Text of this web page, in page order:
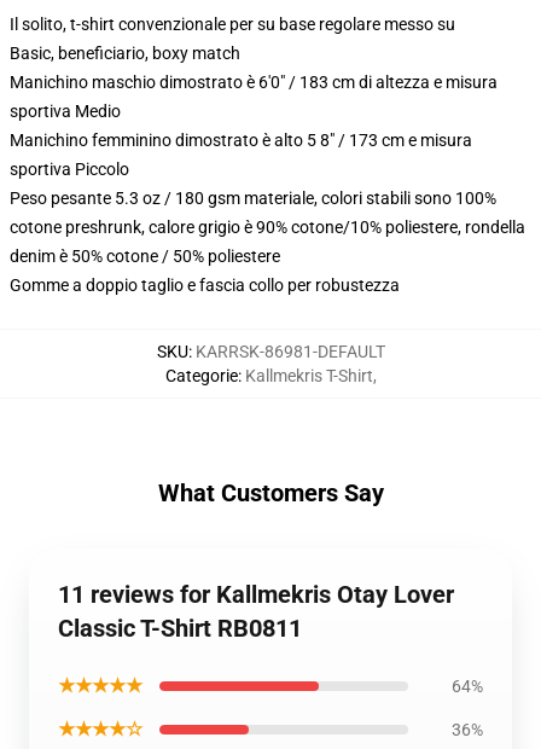
Il solito, t-shirt convenzionale per su base regolare messo su
Basic, beneficiario, boxy match
Manichino maschio dimostrato è 6'0" / 183 cm di altezza e misura
sportiva Medio
Manichino femminino dimostrato è alto 5 8" / 173 cm e misura
sportiva Piccolo
Peso pesante 5.3 oz / 180 gsm materiale, colori stabili sono 100%
cotone preshrunk, calore grigio è 90% cotone/10% poliestere, rondella
denim è 50% cotone / 50% poliestere
Gomme a doppio taglio e fascia collo per robustezza
SKU: KARRSK-86981-DEFAULT
Categorie: Kallmekris T-Shirt,
What Customers Say
11 reviews for Kallmekris Otay Lover
Classic T-Shirt RB0811
★★★★★ 64%
★★★★☆ 36%